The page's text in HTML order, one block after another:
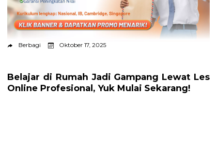
Berbagi Oktober 17, 2025
Belajar di Rumah Jadi Gampang Lewat Les
Online Profesional, Yuk Mulai Sekarang!